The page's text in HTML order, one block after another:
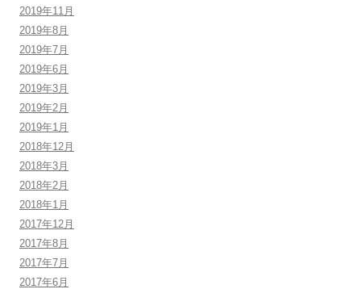
2019年11月
2019年8月
2019年7月
2019年6月
2019年3月
2019年2月
2019年1月
2018年12月
2018年3月
2018年2月
2018年1月
2017年12月
2017年8月
2017年7月
2017年6月